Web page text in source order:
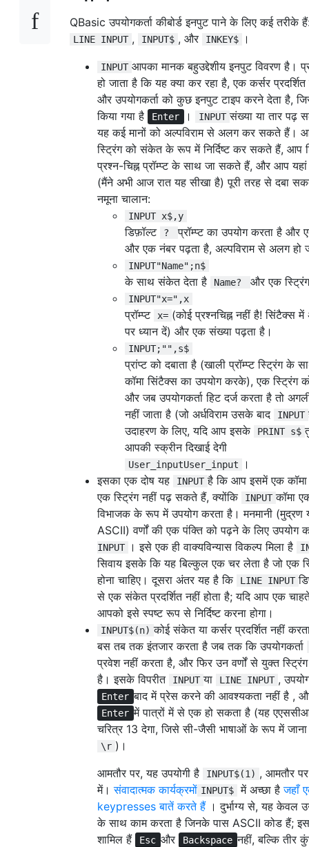
QBasic उपयोगकर्ता कीबोर्ड इनपुट पाने के लिए कई तरीके
LINE INPUT , INPUT$ , और INKEY$ ।
INPUT आपका मानक बहुउद्देशीय इनपुट विवरण है।
हो जाता है कि यह क्या कर रहा है, एक कर्सर
और उपयोगकर्ता को कुछ इनपुट टाइप करने देता है,
किया गया है
Enter । INPUT संख्या या तार पढ़
यह कई मानों को अल्पविराम से अलग कर सकते हैं।
स्ट्रिंग को संकेत के रूप में निर्दिष्ट कर सकते हैं, आप
प्रश्न-चिह्न प्रॉम्प्ट के साथ जा सकते हैं, और आप
(मैंने अभी आज रात यह सीखा है) पूरी तरह से दबा
नमूना चालान:
INPUT x$,y
डिफ़ॉल्ट ?
प्रॉम्प्ट का उपयोग करता है और
और एक नंबर पढ़ता है, अल्पविराम से अलग हो
INPUT"Name";n$
के साथ संकेत देता है Name? और एक
INPUT"x=",x
प्रॉम्प्ट x= (कोई प्रश्नचिह्न नहीं है! सिंटैक्स में
पर ध्यान दें) और एक संख्या पढ़ता है।
INPUT;"",s$
प्रांप्ट को दबाता है (खाली प्रॉम्प्ट स्ट्रिंग के
कॉमा सिंटैक्स का उपयोग करके), एक स्ट्रिंग
और जब उपयोगकर्ता हिट दर्ज करता है तो
नहीं जाता है (जो अर्धविराम उसके बाद
INPUT
उदाहरण के लिए, यदि आप इसके
PRINT s$
आपकी स्क्रीन दिखाई देगी
User_inputUser_input
।
इसका एक दोष यह
INPUT है कि आप इसमें एक
एक स्ट्रिंग नहीं पढ़ सकते हैं, क्योंकि
INPUT कॉमा
विभाजक के रूप में उपयोग करता है। मनमानी (मुद्रण
ASCII) वर्णों की एक पंक्ति को पढ़ने के लिए उपयोग
INPUT । इसे एक ही वाक्यविन्यास विकल्प मिला है
सिवाय इसके कि यह बिल्कुल एक चर लेता है जो एक
होना चाहिए। दूसरा अंतर यह है कि
LINE INPUT
से एक संकेत प्रदर्शित नहीं होता है; यदि आप एक
आपको इसे स्पष्ट रूप से निर्दिष्ट करना होगा।
INPUT$(n) कोई संकेत या कर्सर प्रदर्शित नहीं
बस तब तक इंतजार करता है जब तक कि उपयोगकर्ता
प्रवेश नहीं करता है, और फिर उन वर्णों से युक्त स्ट्रिंग
है। इसके विपरीत
INPUT या LINE INPUT ,
Enter बाद में प्रेस करने की आवश्यकता नहीं है ,
Enter में पात्रों में से एक हो सकता है (यह
चरित्र 13 देगा, जिसे सी-जैसी भाषाओं के रूप में जाना
\r )।
आमतौर पर, यह उपयोगी है
INPUT$(1) , आमतौर
में।संवादात्मक कार्यक्रमों INPUT$ में अच्छा हैजहाँ
keypresses बातें करते हैं। दुर्भाग्य से, यह केवल
के साथ काम करता है जिनके पास ASCII कोड हैं;
शामिल हैं
Esc और Backspace नहीं, बल्कि तीर